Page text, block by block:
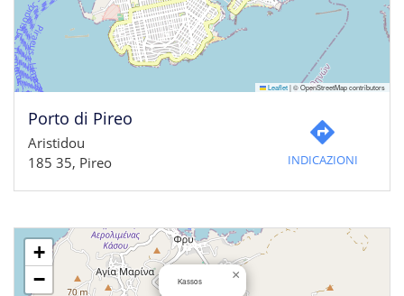
Leaflet|© OpenStreetMap contributors
Porto di Pireo
Aristidou
185 35, Pireo
INDICAZIONI
Kassos ×
+
−